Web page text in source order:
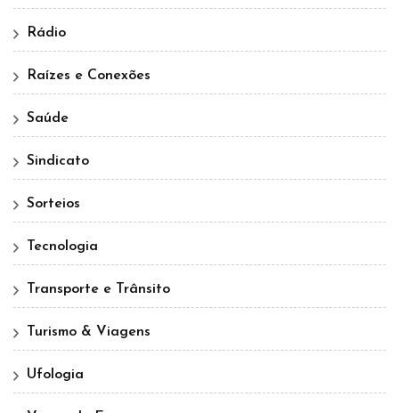
Rádio
Raízes e Conexões
Saúde
Sindicato
Sorteios
Tecnologia
Transporte e Trânsito
Turismo & Viagens
Ufologia